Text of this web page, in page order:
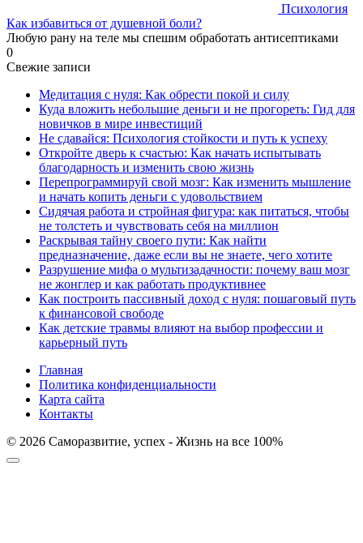
Психология
Как избавиться от душевной боли?
Любую рану на теле мы спешим обработать антисептиками
0
Свежие записи
Медитация с нуля: Как обрести покой и силу
Куда вложить небольшие деньги и не прогореть: Гид для
новичков в мире инвестиций
Не сдавайся: Психология стойкости и путь к успеху
Откройте дверь к счастью: Как начать испытывать
благодарность и изменить свою жизнь
Перепрограммируй свой мозг: Как изменить мышление
и начать копить деньги с удовольствием
Сидячая работа и стройная фигура: как питаться, чтобы
не толстеть и чувствовать себя на миллион
Раскрывая тайну своего пути: Как найти
предназначение, даже если вы не знаете, чего хотите
Разрушение мифа о мультизадачности: почему ваш мозг
не жонглер и как работать продуктивнее
Как построить пассивный доход с нуля: пошаговый путь
к финансовой свободе
Как детские травмы влияют на выбор профессии и
карьерный путь
Главная
Политика конфиденциальности
Карта сайта
Контакты
© 2026 Саморазвитие, успех - Жизнь на все 100%